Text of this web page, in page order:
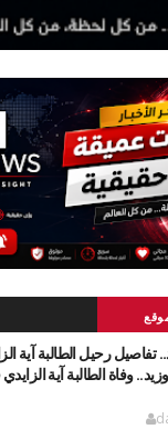
رحيل الطالبة آية
وفاة الطالبة آية